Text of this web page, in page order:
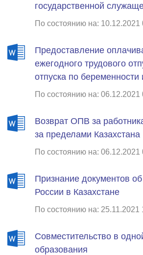
государственной
По состоянию на: 10.12.2021
Предоставление
ежегодного трудового
отпуска по
По состоянию на: 06.12.2021
Возврат ОПВ за
за пределами Казахстана
По состоянию на: 06.12.2021
Признание документов
России в Казахстане
По состоянию на: 25.11.2021
Совместительство в
образования